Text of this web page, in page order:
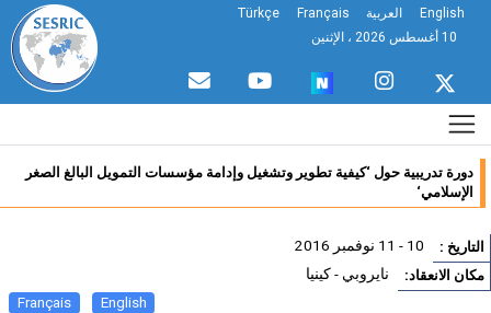
English العربية Français
Türkçe
دورة تدريبية حول ‘كيفية تطوير وتشغيل وإدامة مؤسسات التمويل البالغ الصغر
الإسلامي‘
: 10 - 11 نوفمبر 2016
الانعقاد: نايروبي - كينيا
English
Français